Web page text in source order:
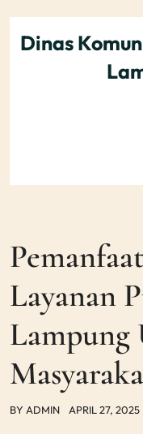
contentDinas
Layanan
Lampung
BY ADMIN APRIL 27, 2025